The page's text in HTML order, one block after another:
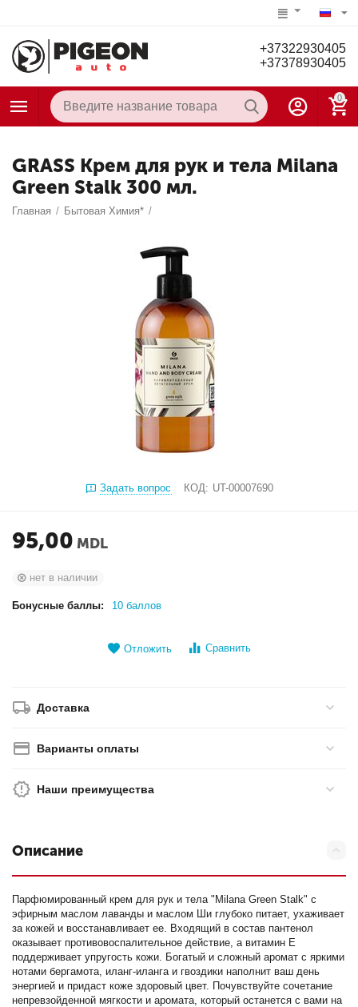
+37322930405
+37378930405
0
GRASS Крем для рук и тела Milana
Green Stalk 300 мл.
Главная / Бытовая Химия* /
Задать вопрос КОД: UT-00007690
95,00 MDL
нет в наличии
Бонусные баллы: 10 баллов
Отложить Сравнить
Доставка
Варианты оплаты
Наши преимущества
Описание
Парфюмированный крем для рук и тела "Milana Green Stalk" с
эфирным маслом лаванды и маслом Ши глубоко питает, ухаживает
за кожей и восстанавливает ее. Входящий в состав пантенол
оказывает противовоспалительное действие, а витамин Е
поддерживает упругость кожи. Богатый и сложный аромат с яркими
нотами бергамота, иланг-иланга и гвоздики наполнит ваш день
энергией и придаст коже здоровый цвет. Почувствуйте сочетание
непревзойденной мягкости и аромата, который останется с вами на